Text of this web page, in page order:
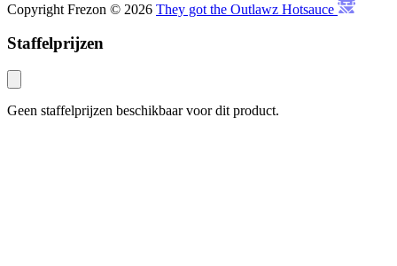
Copyright Frezon © 2026 They got the Outlawz Hotsauce
Staffelprijzen
Geen staffelprijzen beschikbaar voor dit product.